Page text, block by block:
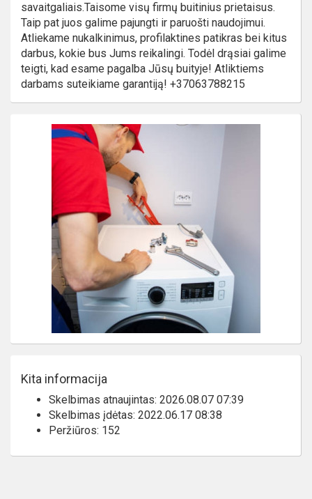
savaitgaliais.Taisome visų firmų buitinius prietaisus.
Taip pat juos galime pajungti ir paruošti naudojimui.
Atliekame nukalkinimus, profilaktines patikras bei kitus
darbus, kokie bus Jums reikalingi. Todėl drąsiai galime
teigti, kad esame pagalba Jūsų buityje! Atliktiems
darbams suteikiame garantiją! +37063788215
Kita informacija
Skelbimas atnaujintas: 2026.08.07 07:39
Skelbimas įdėtas: 2022.06.17 08:38
Peržiūros: 152